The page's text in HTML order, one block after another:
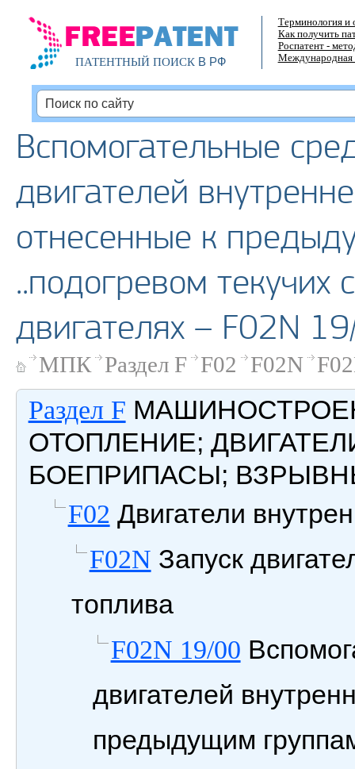
ПАТЕНТНЫЙ ПОИСКВ РФ
Терминология и
Как получить
Роспатент -
Международная
Вспомогательные
двигателей
отнесенные к
..подогревом текучих
двигателях – F02N
МПК Раздел F F02 F02N
Раздел F
ОТОПЛЕНИЕ;
БОЕПРИПАСЫ;
F02 Двигатели
F02N Запуск
топлива
F02N 19/00
двигателей
предыдущим